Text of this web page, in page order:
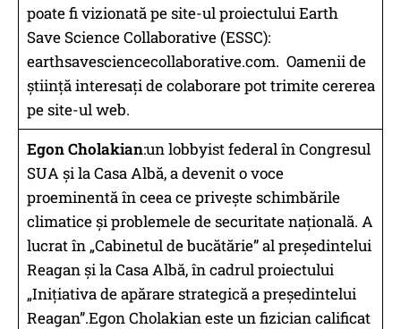
poate fi vizionată pe site-ul proiectului Earth
Save Science Collaborative (ESSC):
earthsavesciencecollaborative.com. Oamenii de
știință interesați de colaborare pot trimite cererea
pe site-ul web.
Egon Cholakian:un lobbyist federal în Congresul
SUA și la Casa Albă, a devenit o voce
proeminentă în ceea ce privește schimbările
climatice și problemele de securitate națională. A
lucrat în „Cabinetul de bucătărie” al președintelui
Reagan și la Casa Albă, în cadrul proiectului
„Inițiativa de apărare strategică a președintelui
Reagan”.Egon Cholakian este un fizician calificat